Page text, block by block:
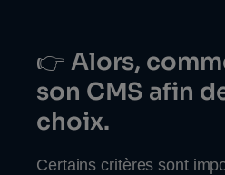
👉 Alors,
son CMS afin
choix.
Certains critères sont